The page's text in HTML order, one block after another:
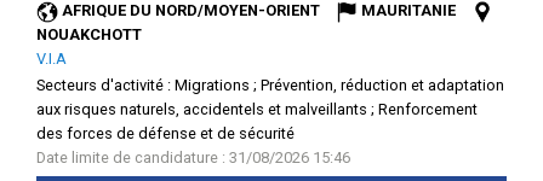
AFRIQUE DU NORD/MOYEN-ORIENT
MAURITANIE
NOUAKCHOTT
V.I.A
Secteurs d'activité : Migrations ; Prévention, réduction et adaptation
aux risques naturels, accidentels et malveillants ; Renforcement
des forces de défense et de sécurité
Date limite de candidature : 31/08/2026 15:46